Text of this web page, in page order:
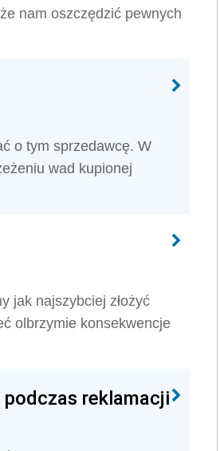
nam oszczędzić pewnych
o tym sprzedawcę. W
wad kupionej
jak najszybciej złożyć
olbrzymie konsekwencje
reklamacji